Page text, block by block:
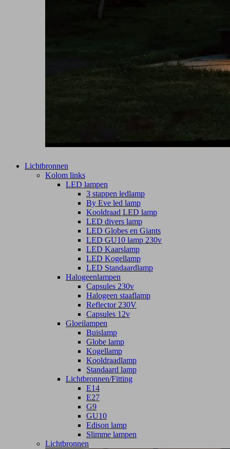
Lichtbronnen
Kolom links
LED lampen
3 stappen ledlamp
By Eve led lamp
Kooldraad LED lamp
LED divers lamp
LED Globes en Giants
LED GU10 lamp 230v
LED Kaarslamp
LED Kogellamp
LED Standaardlamp
Halogeenlampen
Capsules 230v
Halogeen staaflamp
Reflector 230V
Capsules 12v
Gloeilampen
Buislamp
Globe lamp
Kogellamp
Kooldraadlamp
Standaard lamp
Lichtbronnen/Fitting
E14
E27
G9
GU10
Edison lamp
Slimme lampen
Lichtbronnen